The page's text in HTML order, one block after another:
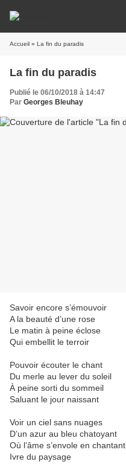
Accueil » La fin du paradis
La fin du paradis
Publié le 06/10/2018 à 14:47
Par Georges Bleuhay
Savoir encore s’émouvoir
A la beauté d’une rose
Le matin à peine éclose
Qui embellit le terroir
Pouvoir écouter le chant
Du merle au lever du soleil
À peine sorti du sommeil
Saluant le jour naissant
Voir un ciel sans nuages
D’un azur au bleu chatoyant
Où l’âme s’envole en chantant
Ivre du paysage